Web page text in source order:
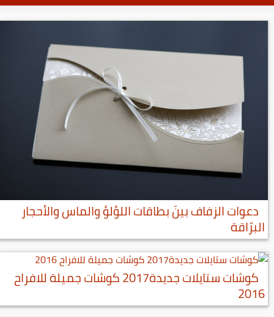
دعوات الزفاف بينَ بطاقات اللؤلؤ والماس والأحجار
البرّاقة
كوشات ستايلات جديدة2017 كوشات جميلة للافراح
2016